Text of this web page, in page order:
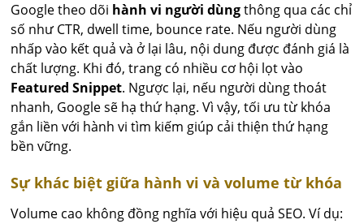
Google theo dõi hành vi người dùngthông qua các chỉ
số như CTR, dwell time, bounce rate. Nếu người dùng
nhấp vào kết quả và ở lại lâu, nội dung được đánh giá là
chất lượng. Khi đó, trang có nhiều cơ hội lọt vào
Featured Snippet. Ngược lại, nếu người dùng thoát
nhanh, Google sẽ hạ thứ hạng. Vì vậy, tối ưu từ khóa
gắn liền với hành vi tìm kiếm giúp cải thiện thứ hạng
bền vững.
Sự khác biệt giữa hành vi và volume từ khóa
Volume cao không đồng nghĩa với hiệu quả SEO. Ví dụ: